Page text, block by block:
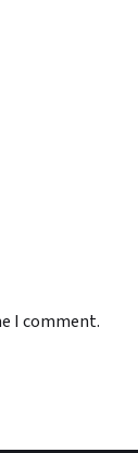
I comment.